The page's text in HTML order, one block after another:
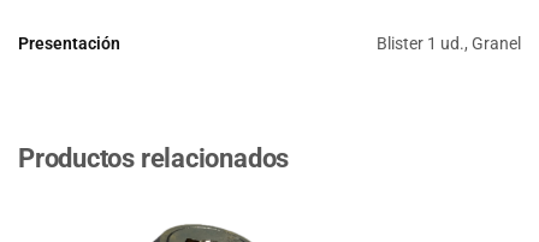
Presentación Blister 1 ud., Granel
Productos relacionados